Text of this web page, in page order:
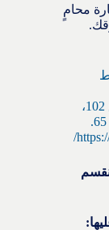
محامٍ
صباح السالم، قطعة 1، شارع 102،